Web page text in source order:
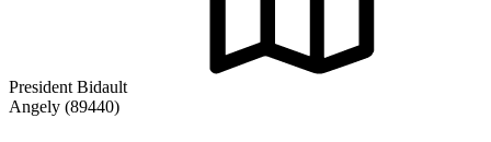
President Bidault
Angely (89440)